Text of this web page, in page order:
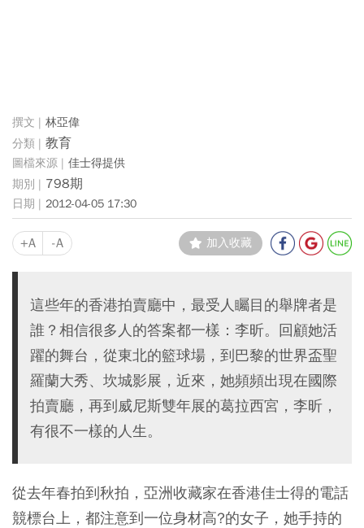
林亞偉
教育
佳士得提供
798期
2012-04-05 17:30
+A -A 加入收藏
這些年的香港拍賣廳中，最受人矚目的舉牌者是
誰？相信很多人的答案都一樣：李昕。回顧她活
躍的舞台，從東北的籃球場，到巴黎的世界盃聖
羅蘭大秀、坎城影展，近來，她頻頻出現在國際
拍賣廳，再到威尼斯雙年展的葛拉西宮，李昕，
有很不一樣的人生。
從去年春拍到秋拍，亞洲收藏家在香港佳士得的電話
競標台上，都注意到一位身材高?的女子，她手持的